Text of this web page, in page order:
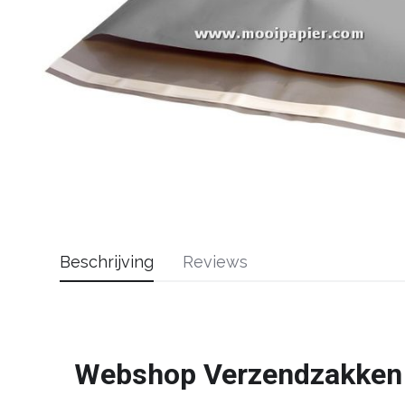
Beschrijving
Webshop Verzendzakken
Reviews